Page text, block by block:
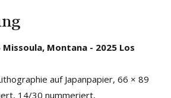
Missoula, Montana - 2025 Los
auf Japanpapier, 66 × 89
14/30 nummeriert,